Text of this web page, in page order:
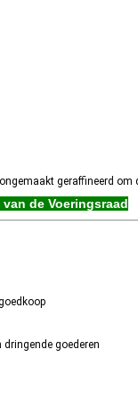
geraffineerd om
de Voeringsraad
dringende goederen